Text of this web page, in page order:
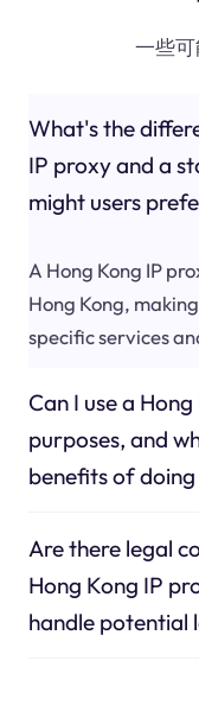
一些
What's the
IP proxy and a
might users
A Hong Kong IP
Hong Kong,
specific services
Can I use a
purposes, and
benefits of doing
Are there legal
Hong Kong IP
handle potential